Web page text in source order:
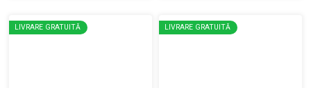
LIVRARE GRATUITĂ LIVRARE GRATUITĂ